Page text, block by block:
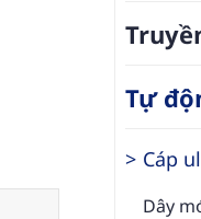
Tự
Cáp ul
Dây